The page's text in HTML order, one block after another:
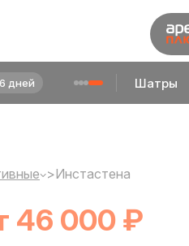
Шатры
>Инстастена
46 000 ₽